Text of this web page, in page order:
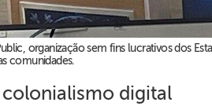
organização sem fins lucrativos dos
comunidades.
colonialismo digital